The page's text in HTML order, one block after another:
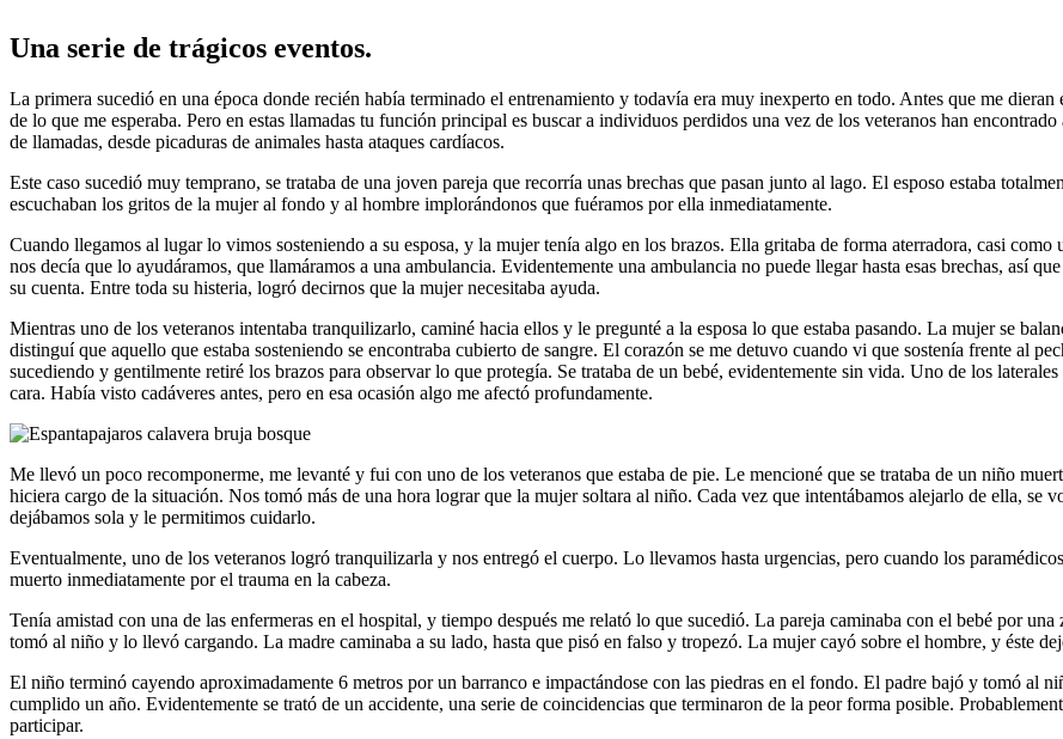
Una serie de trágicos eventos.
La primera sucedió en una época donde recién había terminado el entrenamiento y todavía era muy inexperto en todo. Antes que me
de lo que me esperaba. Pero en estas llamadas tu función principal es buscar a individuos perdidos una vez de los veteranos han
de llamadas, desde picaduras de animales hasta ataques cardíacos.
Este caso sucedió muy temprano, se trataba de una joven pareja que recorría unas brechas que pasan junto al lago. El esposo estaba
escuchaban los gritos de la mujer al fondo y al hombre implorándonos que fuéramos por ella inmediatamente.
Cuando llegamos al lugar lo vimos sosteniendo a su esposa, y la mujer tenía algo en los brazos. Ella gritaba de forma aterradora, casi
nos decía que lo ayudáramos, que llamáramos a una ambulancia. Evidentemente una ambulancia no puede llegar hasta esas brechas, así
su cuenta. Entre toda su histeria, logró decirnos que la mujer necesitaba ayuda.
Mientras uno de los veteranos intentaba tranquilizarlo, caminé hacia ellos y le pregunté a la esposa lo que estaba pasando. La mujer se
distinguí que aquello que estaba sosteniendo se encontraba cubierto de sangre. El corazón se me detuvo cuando vi que sostenía frente al
sucediendo y gentilmente retiré los brazos para observar lo que protegía. Se trataba de un bebé, evidentemente sin vida. Uno de los
cara. Había visto cadáveres antes, pero en esa ocasión algo me afectó profundamente.
Me llevó un poco recomponerme, me levanté y fui con uno de los veteranos que estaba de pie. Le mencioné que se trataba de un niño
hiciera cargo de la situación. Nos tomó más de una hora lograr que la mujer soltara al niño. Cada vez que intentábamos alejarlo de ella, se
dejábamos sola y le permitimos cuidarlo.
Eventualmente, uno de los veteranos logró tranquilizarla y nos entregó el cuerpo. Lo llevamos hasta urgencias, pero cuando los
muerto inmediatamente por el trauma en la cabeza.
Tenía amistad con una de las enfermeras en el hospital, y tiempo después me relató lo que sucedió. La pareja caminaba con el bebé por
tomó al niño y lo llevó cargando. La madre caminaba a su lado, hasta que pisó en falso y tropezó. La mujer cayó sobre el hombre, y éste
El niño terminó cayendo aproximadamente 6 metros por un barranco e impactándose con las piedras en el fondo. El padre bajó y tomó al
cumplido un año. Evidentemente se trató de un accidente, una serie de coincidencias que terminaron de la peor forma posible.
participar.